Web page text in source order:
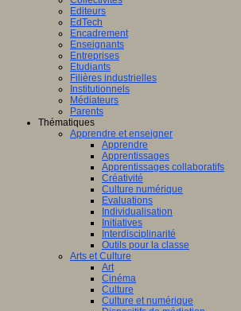
Editeurs
EdTech
Encadrement
Enseignants
Entreprises
Etudiants
Filières industrielles
Institutionnels
Médiateurs
Parents
Thématiques
Apprendre et enseigner
Apprendre
Apprentissages
Apprentissages collaboratifs
Créativité
Culture numérique
Evaluations
Individualisation
Initiatives
Interdisciplinarité
Outils pour la classe
Arts et Culture
Art
Cinéma
Culture
Culture et numérique